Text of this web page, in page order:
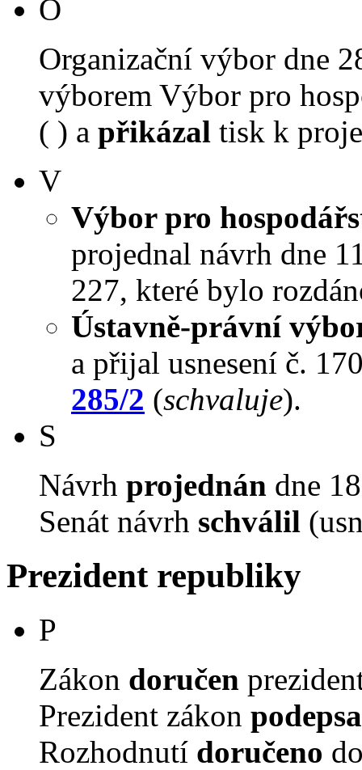
O
Organizační výbor dne
výborem Výbor pro
( ) a přikázal tisk k
V
Výbor pro
projednal návrh dne
227, které bylo
Ústavně-právní
a přijal usnesení č.
285/2 (schvaluje).
S
Návrh projednán dne
Senát návrh schválil
Prezident republiky
P
Zákon doručen
Prezident zákon
Rozhodnutí doručeno